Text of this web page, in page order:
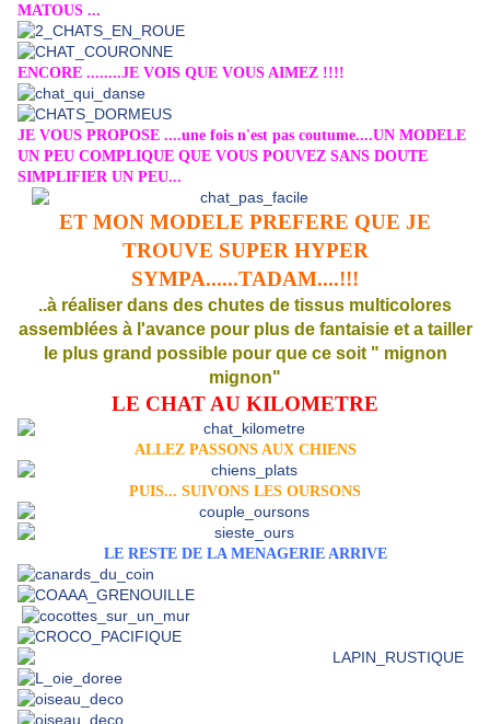
MATOUS ...
ENCORE ........JE VOIS QUE VOUS AIMEZ !!!!
JE VOUS PROPOSE ....une fois n'est pas coutume....UN MODELE
UN PEU COMPLIQUE QUE VOUS POUVEZ SANS DOUTE
SIMPLIFIER UN PEU...
ET MON MODELE PREFERE QUE JE
TROUVE SUPER HYPER
SYMPA......TADAM....!!!
..à réaliser dans des chutes de tissus multicolores
assemblées à l'avance pour plus de fantaisie et a tailler
le plus grand possible pour que ce soit " mignon
mignon"
LE CHAT AU KILOMETRE
ALLEZ PASSONS AUX CHIENS
PUIS... SUIVONS LES OURSONS
LE RESTE DE LA MENAGERIE ARRIVE